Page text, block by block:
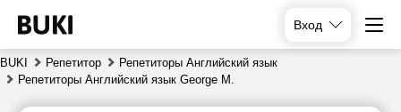
Вход
BUKI Репетитор
Репетиторы Английский язык
Репетиторы Английский язык George M.